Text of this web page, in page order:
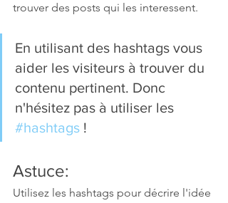
trouver des posts qui les interessent.
En utilisant des hashtags vous
aider les visiteurs à trouver du
contenu pertinent. Donc
n'hésitez pas à utiliser les
#hashtags !
Astuce:
Utilisez les hashtags pour décrire l'idée